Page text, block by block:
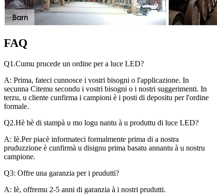
FAQ
Q1.Cumu prucede un ordine per a luce LED?
A: Prima, fateci cunnosce i vostri bisogni o l'applicazione. In
secunna Citemu secondu i vostri bisogni o i nostri suggerimenti. In
terzu, u cliente cunfirma i campioni è i posti di depositu per l'ordine
formale.
Q2.Hè bè di stampà u mo logu nantu à u produttu di luce LED?
A: Iè.Per piacè informateci formalmente prima di a nostra
pruduzzione è cunfirmà u disignu prima basatu annantu à u nostru
campione.
Q3: Offre una garanzia per i prudutti?
A: Iè, offremu 2-5 anni di garanzia à i nostri prudutti.